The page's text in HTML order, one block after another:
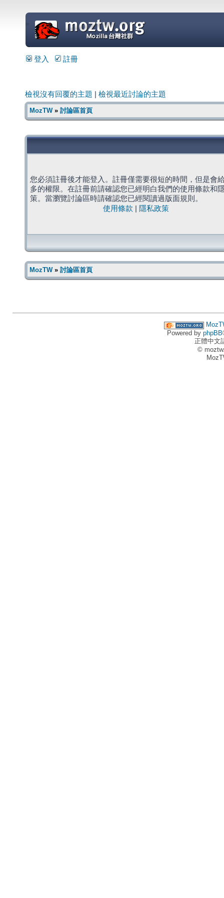
=
登入 註冊
檢視沒有回覆的主題 檢視最近討論的主題
MozTW» 討論區首頁
您必須註冊後才能登入。註冊僅需要很短的時間，但是會
多的權限。在註冊前請確認您已經明白我們的使用條款和
策。當瀏覽討論區時請確認您已經閱讀過版面規則。
使用條款
隱私政策
MozTW» 討論區首頁
Powered by phpBB
正體中文
©